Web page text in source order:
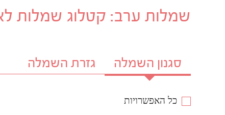
שמלות ערב: קטלוג שמלות
סגנון השמלה
כל האפשרויות
גזרת השמלה